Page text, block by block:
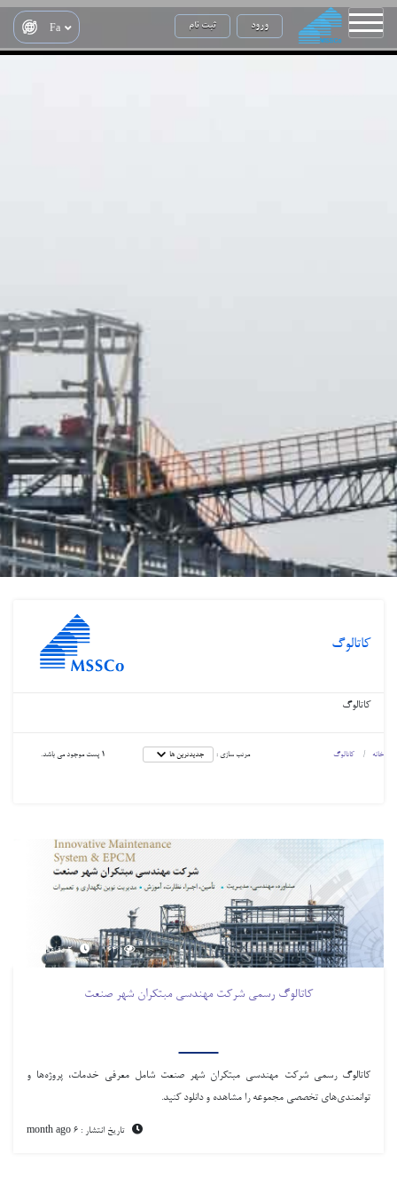
ورود ثبت نام Fa
کاتالوگ
کاتالوگ
خانه کاتالوگ مرتب سازی : 1 پست موجود می باشد.
164 2 دقیقه مطالعه
کاتالوگ رسمی شرکت مهندسی مبتکران شهر صنعت
کاتالوگ رسمی شرکت مهندسی مبتکران شهر صنعت شامل معرفی خدمات، پروژه‌ها و
توانمندی‌های تخصصی مجموعه را مشاهده و دانلود کنید.
تاریخ انتشار : 6 month ago